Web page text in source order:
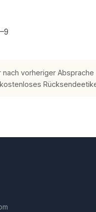
vorheriger
kostenloses